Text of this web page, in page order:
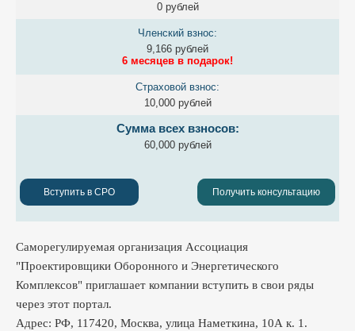
0 рублей
Членский взнос:
9,166 рублей
6 месяцев в подарок!
Страховой взнос:
10,000 рублей
Сумма всех взносов:
60,000 рублей
Вступить в СРО Получить консультацию
Саморегулируемая организация Ассоциация
"Проектировщики Оборонного и Энергетического
Комплексов" приглашает компании вступить в свои ряды
через этот портал.
Адрес: РФ, 117420, Москва, улица Наметкина, 10А к. 1.